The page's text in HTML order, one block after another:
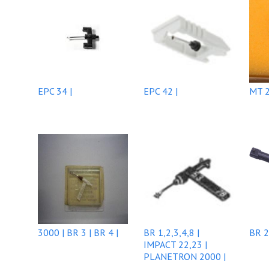
EPC 34 | EPC 42 | MT
3000 | BR 3 | BR 4 |
BR 1,2,3,4,8 |
IMPACT 22,23 |
PLANETRON 2000 |
BR